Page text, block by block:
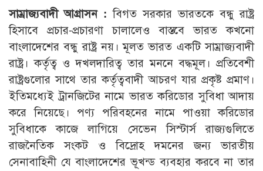
সাম্রাজ্যবাদী আগ্রাসন : বিগত সরকার ভারতকে বন্ধু রাষ্ট্র
হিসাবে প্রচার-প্রচারণা চালালেও বাস্তবে ভারত কখনো
বাংলাদেশের বন্ধু রাষ্ট্র নয়। মূলত ভারত একটি সাম্রাজ্যবাদী
রাষ্ট্র। কর্তৃত্ব ও দখলদারিত্ব তার মননে বদ্ধমূল। প্রতিবেশী
রাষ্ট্রগুলোর সাথে তার কর্তৃত্ববাদী আচরণ যার প্রকৃষ্ট প্রমাণ।
ইতিমধ্যেই ট্রানজিটের নামে ভারত করিডোর সুবিধা আদায়
করে নিয়েছে। পণ্য পরিবহনের নামে পাওয়া করিডোর
সুবিধাকে কাজে লাগিয়ে সেভেন সিস্টার্স রাজ্যগুলিতে
রাজনৈতিক সংকট ও বিদ্রোহ দমনের জন্য ভারতীয়
সেনাবাহিনী যে বাংলাদেশের ভূখন্ড ব্যবহার করবে না তার